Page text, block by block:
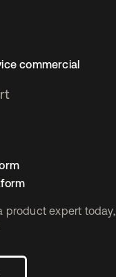
product expert today,
commercial